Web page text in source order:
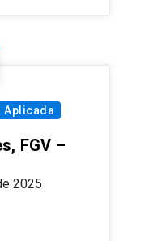
Aplicada
FGV –
2025